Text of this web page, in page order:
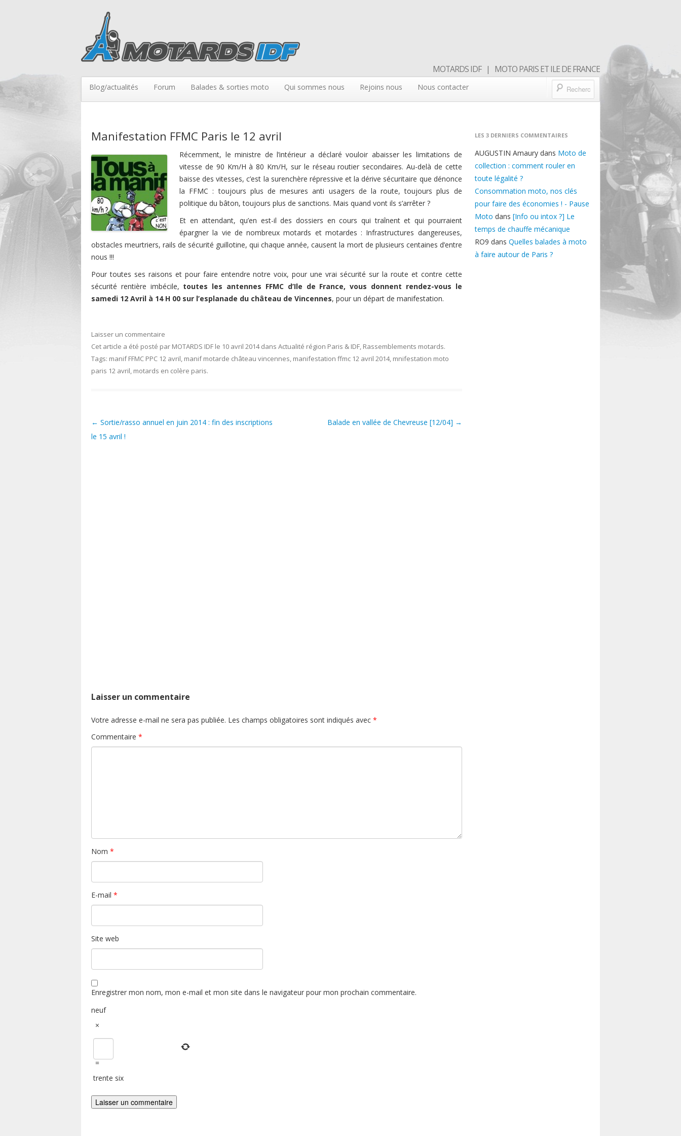
MOTARDS IDF | MOTO PARIS ET ILE DE FRANCE
Blog/actualités Forum Balades & sorties moto Qui sommes nous Rejoins nous Nous contacter
Manifestation FFMC Paris le 12 avril
Récemment, le ministre de l’intérieur a déclaré vouloir abaisser les limitations de
vitesse de 90 Km/H à 80 Km/H, sur le réseau routier secondaires. Au-delà de cette
baisse des vitesses, c’est la surenchère répressive et la dérive sécuritaire que dénonce
la FFMC : toujours plus de mesures anti usagers de la route, toujours plus de
politique du bâton, toujours plus de sanctions. Mais quand vont ils s’arrêter ?
Et en attendant, qu’en est-il des dossiers en cours qui traînent et qui pourraient
épargner la vie de nombreux motards et motardes : Infrastructures dangereuses,
obstacles meurtriers, rails de sécurité guillotine, qui chaque année, causent la mort de plusieurs centaines d’entre
nous !!!
Pour toutes ses raisons et pour faire entendre notre voix, pour une vrai sécurité sur la route et contre cette
sécurité rentière imbécile, toutes les antennes FFMC d’Ile de France, vous donnent rendez-vous le
samedi 12 Avril à 14 H 00 sur l’esplanade du château de Vincennes, pour un départ de manifestation.
Laisser un commentaire
Cet article a été posté par MOTARDS IDF le 10 avril 2014dans Actualité région Paris & IDF, Rassemblements motards.
Tags: manif FFMC PPC 12 avril, manif motarde château vincennes, manifestation ffmc 12 avril 2014, mnifestation moto
paris 12 avril, motards en colère paris.
Post navigation
← Sortie/rasso annuel en juin 2014 : fin des inscriptions
le 15 avril !
Balade en vallée de Chevreuse [12/04] →
Laisser un commentaire
Votre adresse e-mail ne sera pas publiée. Les champs obligatoires sont indiqués avec *
Commentaire *
Nom *
E-mail *
Site web
Enregistrer mon nom, mon e-mail et mon site dans le navigateur pour mon prochain commentaire.
neuf
×
=
trente six
LES 3 DERNIERS COMMENTAIRES
AUGUSTIN Amaurydans Moto de
collection : comment rouler en
toute légalité ?
Consommation moto, nos clés
pour faire des économies ! - Pause
Moto dans [Info ou intox ?] Le
temps de chauffe mécanique
RO9 dans Quelles balades à moto
à faire autour de Paris ?